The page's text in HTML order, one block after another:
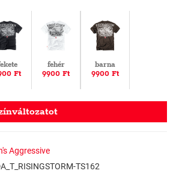
Ft
fehér
9900 Ft
barna
9900 Ft
Aggressive
TS162